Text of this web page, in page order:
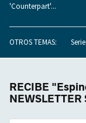
'Counterpart'...
OTROS TEMAS:
RECIBE